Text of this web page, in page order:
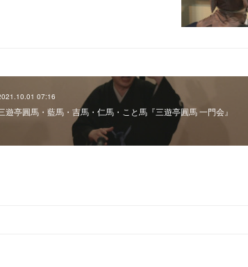
07:16
遊亭圓馬・藍馬・吉馬・仁馬・こと馬『三遊亭圓馬 一門会』